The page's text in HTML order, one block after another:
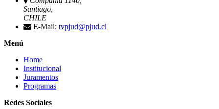
Santiago,
CHILE
E-Mail: tvpjud@pjud.cl
Menú
Home
Institucional
Juramentos
Programas
Redes Sociales